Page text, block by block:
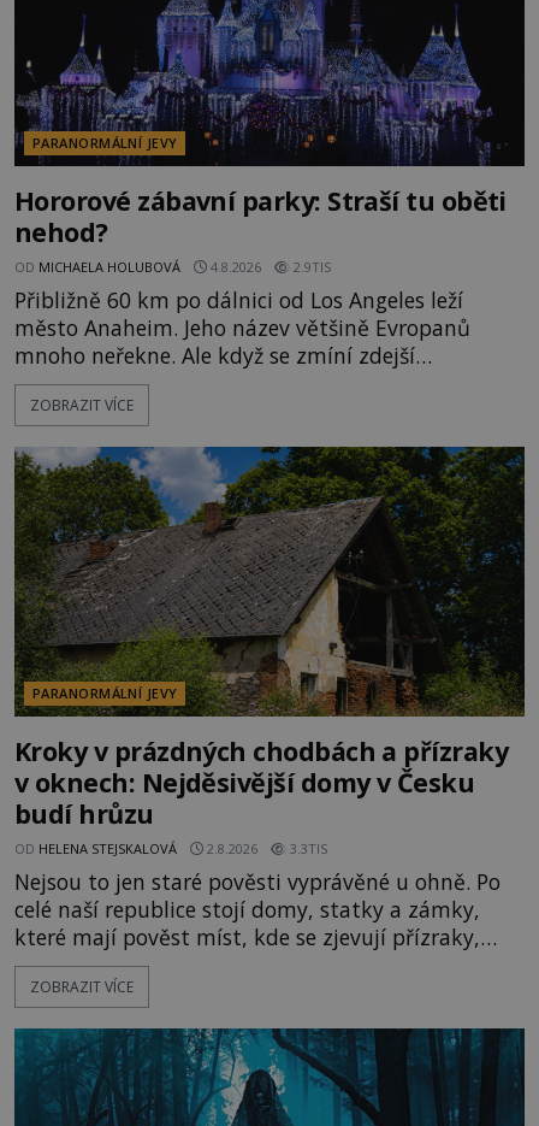
PARANORMÁLNÍ JEVY
Hororové zábavní parky: Straší tu oběti
nehod?
OD MICHAELA HOLUBOVÁ 4.8.2026 2.9TIS
Přibližně 60 km po dálnici od Los Angeles leží
město Anaheim. Jeho název většině Evropanů
mnoho neřekne. Ale když se zmíní zdejší
Disneyland, je hned jasno. Zábavní park vyroste na
poklidném místě bývalého sadu pomerančovníků.
kolem 17 000 000 zábavychtivých lidí ročně. A ač je
velká snaha to utajit, někteří z
ZOBRAZIT VÍCE
PARANORMÁLNÍ JEVY
Kroky v prázdných chodbách a přízraky
v oknech: Nejděsivější domy v Česku
budí hrůzu
OD HELENA STEJSKALOVÁ 2.8.2026 3.3TIS
Nejsou to jen staré pověsti vyprávěné u ohně. Po
celé naší republice stojí domy, statky a zámky,
které mají pověst míst, kde se zjevují přízraky,
ozývají nevysvětlitelné zvuky nebo se dějí podivné
jevy. Zatímco historici většinou hledají racionální
lokality vykazují nápadně podobná svědectví po
celé generace. A právě tato opakující se svědectví
ZOBRAZIT VÍCE